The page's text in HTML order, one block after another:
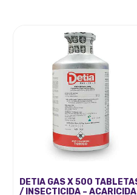
DETIA GAS X 500
/ INSECTICIDA – ACARICIDA